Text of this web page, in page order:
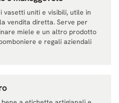
vasetti uniti e visibili, utile in
vendita diretta. Serve per
miele e un altro prodotto
e regali aziendali